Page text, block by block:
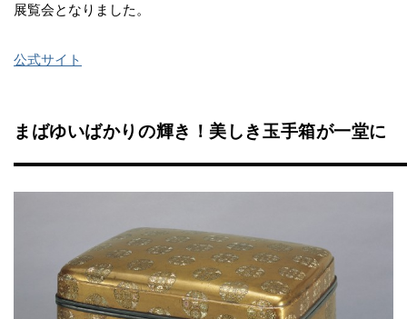
展覧会となりました。
公式サイト
まばゆいばかりの輝き！美しき玉手箱が一堂に